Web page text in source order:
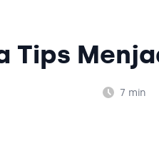
Tips
7 min